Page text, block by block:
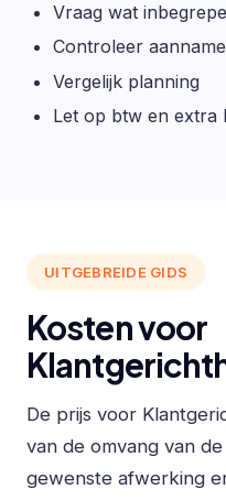
Vraag wat
Controleer
Vergelijk planning
Let op btw en extra
UITGEBREIDE GIDS
Kosten voor
De prijs voor
van de omvang van
gewenste afwerking